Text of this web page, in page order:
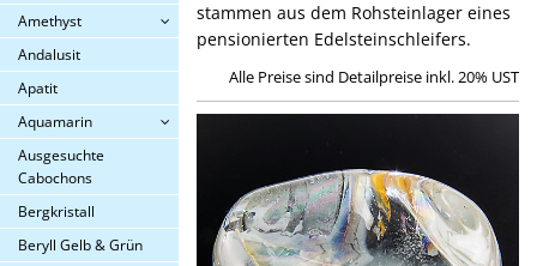
Amethyst
Andalusit
Apatit
Aquamarin
Ausgesuchte
Cabochons
Bergkristall
Beryll Gelb & Grün
stammen aus dem Rohsteinlager eines
pensionierten Edelsteinschleifers.
Alle Preise sind Detailpreise inkl. 20% UST